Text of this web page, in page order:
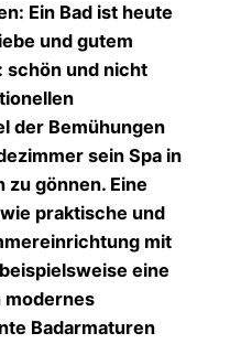
Ein Bad ist heute
und gutem
schön und nicht
der Bemühungen
sein Spa in
zu gönnen. Eine
praktische und
mit
eine
modernes
Badarmaturen